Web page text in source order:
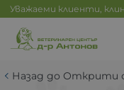
Уважаеми клиенти,
Назад до Открити